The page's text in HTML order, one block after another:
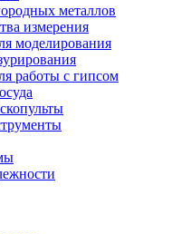
металлов
измерения
моделирования
работы с гипсом